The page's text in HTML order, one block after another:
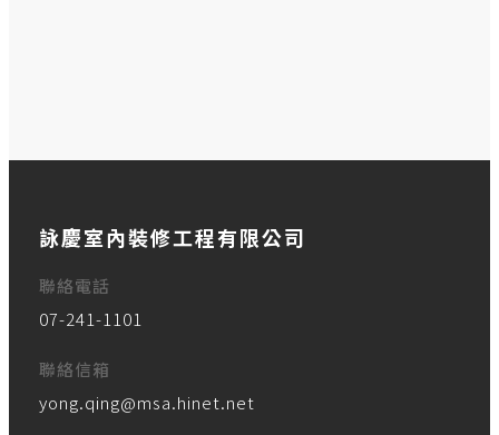
回上層
詠慶室內裝修工程有限公司
聯絡電話
07-241-1101
聯絡信箱
yong.qing@msa.hinet.net